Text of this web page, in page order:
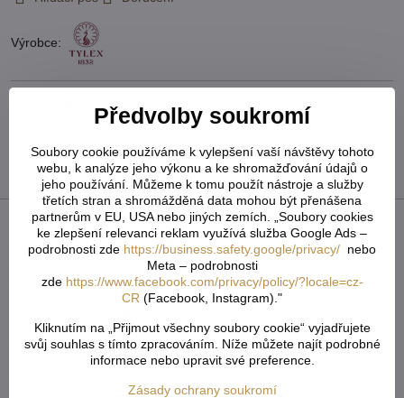
Výrobce:
Dárek zdarma
pokožku 100ml ( mix druhů )
Bonus zdarma v hodnotě 159 Kč!
Popis
U tvarovaných záclon čí vzororvaných látek ( závěsů ) je
potřeba počítat s nějakým prostřihem, aby byly obě strany
stejné po ušití a to samé platí pro vzor. Nikdy nevíme předem,
potřebuje jiný rozměr. Vždy tedy vezměte více než
potřebujete. Metráž nelze vrátit ani vyměnit. Je střižená na
míru zákazníka. Doporučejeme objednat o něco více, než aby
Předvolby soukromí
Soubory cookie používáme k vylepšení vaší návštěvy tohoto
webu, k analýze jeho výkonu a ke shromažďování údajů o
jeho používání. Můžeme k tomu použít nástroje a služby
třetích stran a shromážděná data mohou být přenášena
partnerům v EU, USA nebo jiných zemích. „Soubory cookies
ke zlepšení relevanci reklam využívá služba Google Ads –
podrobnosti zde https://business.safety.google/privacy/ nebo
Meta – podrobnosti
zde https://www.facebook.com/privacy/policy/?locale=cz-
CR (Facebook, Instagram)."
Kliknutím na „Přijmout všechny soubory cookie“ vyjadřujete
svůj souhlas s tímto zpracováním. Níže můžete najít podrobné
informace nebo upravit své preference.
Zásady ochrany soukromí